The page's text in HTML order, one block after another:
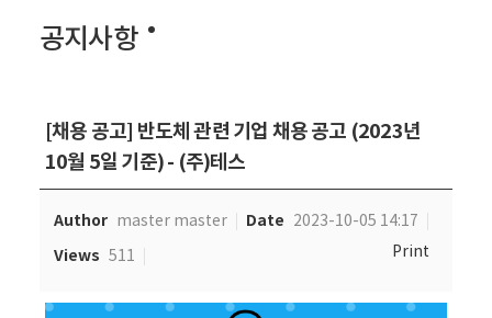
공지사항
[채용 공고] 반도체 관련 기업 채용 공고 (2023년
10월 5일 기준) - (주)테스
Author master master Date 2023-10-05 14:17
Views 511 Print